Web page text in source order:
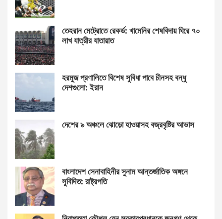
তেহরান মেট্রোতে রেকর্ড: খামেনির শেষবিদায় ঘিরে ৭০
লাখ যাত্রীর যাতায়াত
হরমুজ প্রণালিতে বিশেষ সুবিধা পাবে চীনসহ বন্ধু
দেশগুলো: ইরান
দেশের ৯ অঞ্চলে ঝোড়ো হাওয়াসহ বজ্রবৃষ্টির আভাস
বাংলাদেশ সেনাবাহিনীর সুনাম আন্তর্জাতিক অঙ্গনে
সুবিদিত: রাষ্ট্রপতি